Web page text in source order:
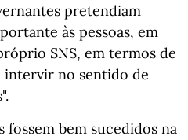
pretendiam
às pessoas, em
SNS, em termos de
intervir no sentido de
fossem bem sucedidos na